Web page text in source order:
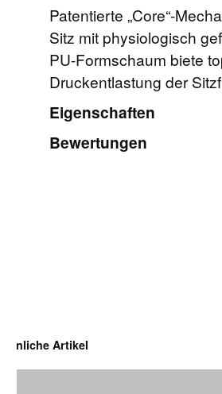
Patentierte „Core“-
Sitz mit physiologisch
PU-Formschaum biete
Druckentlastung der
Eigenschaften
Bewertungen
Produktgalerie überspringen
Ähnliche Artikel